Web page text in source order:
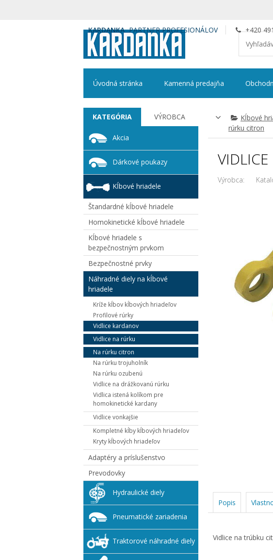
KARDANKA PARTNER PROFESIONÁLOV +420
Úvodná stránka Kamenná predajňa
Kĺbové
rúrku citron
Výrobca:
Popis
Vidlice na trúbku
KATEGÓRIA VÝROBCA
Akcia
Dárkové poukazy
Kĺbové hriadele
Štandardné kĺbové hriadele
Homokinetické kĺbové hriadele
Kĺbové hriadele s
bezpečnostným prvkom
Bezpečnostné prvky
Náhradné diely na kĺbové
hriadele
Kríže kĺbov kĺbových hriadeľov
Profilové rúrky
Vidlice kardanov
Vidlice na rúrku
Na rúrku citron
Na rúrku trojuholník
Na rúrku ozubenú
Vidlice na drážkovanú rúrku
Vidlica istená kolíkom pre
homokinetické kardany
Vidlice vonkajšie
Kompletné kĺby kĺbových hriadeľov
Kryty kĺbových hriadeľov
Adaptéry a príslušenstvo
Prevodovky
Hydraulické diely
Pneumatické zariadenia
Traktorové náhradné diely